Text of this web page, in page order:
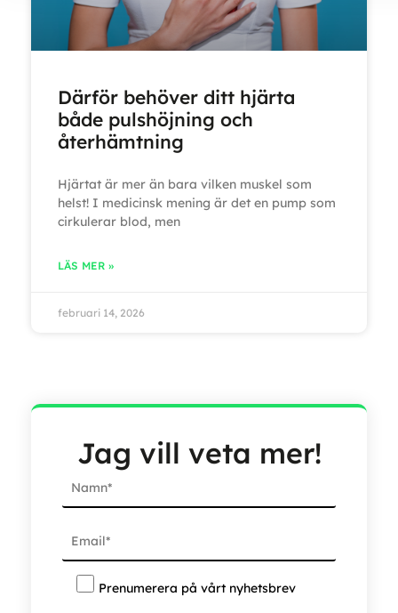
Därför behöver ditt hjärta
både pulshöjning och
återhämtning
Hjärtat är mer än bara vilken muskel som
helst! I medicinsk mening är det en pump som
cirkulerar blod, men
LÄS MER »
februari 14, 2026
Jag vill veta mer!
Prenumerera på vårt nyhetsbrev